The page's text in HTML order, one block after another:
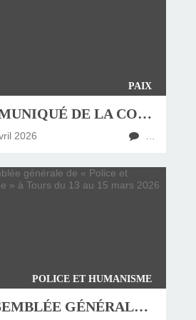
PAIX
COMMUNIQUÉ DE LA CONFÉRENCE DES EVÊQUES DE FRANCE AU SUJET DU LIBAN
2026
POLICE ET HUMANISME
L’ASSEMBLÉE GÉNÉRALE DE « POLICE ET HUMANISME » À TOURS DU 13 AU 15 MARS 2026